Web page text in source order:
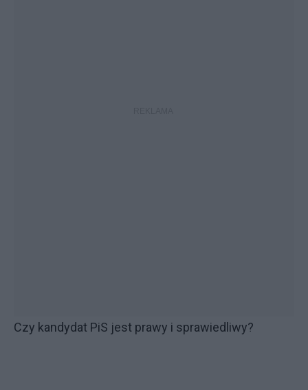
Czy kandydat PiS jest prawy i sprawiedliwy?